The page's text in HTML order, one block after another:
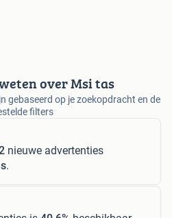
over Msi tas
gebaseerd op je zoekopdracht en de
filters
nieuwe advertenties
.